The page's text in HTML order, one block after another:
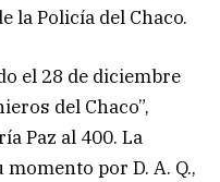
la Policía del Chaco.
el 28 de diciembre
del Chaco”,
Paz al 400. La
por D. A. Q.,